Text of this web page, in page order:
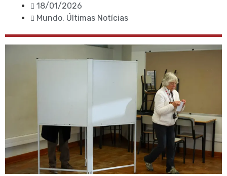
18/01/2026
Mundo, Últimas Notícias